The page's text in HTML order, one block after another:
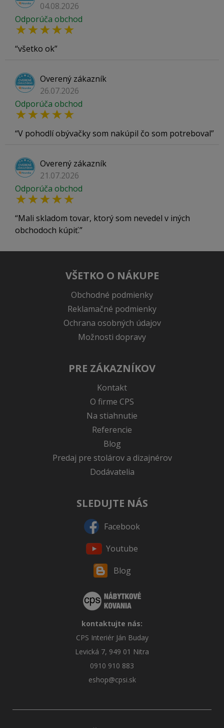
04.08.2026
Odporúča obchod
všetko ok
Overený zákazník
26.07.2026
Odporúča obchod
V pohodlí obývačky som nakúpil čo som potreboval
Overený zákazník
21.07.2026
Odporúča obchod
Mali skladom tovar, ktorý som nevedel v iných
obchodoch kúpiť.
VŠETKO O NÁKUPE
Obchodné podmienky
Reklamačné podmienky
Ochrana osobných údajov
Možnosti dopravy
PRE ZÁKAZNÍKOV
Kontakt
O firme CPS
Na stiahnutie
Referencie
Blog
Predaj pre stolárov a dizajnérov
Dodávatelia
SLEDUJTE NÁS
Facebook
Youtube
Blog
kontaktujte nás:
CPS Interiér Ján Buday
Levická 7, 949 01 Nitra
0910 910 883
eshop@cpsi.sk